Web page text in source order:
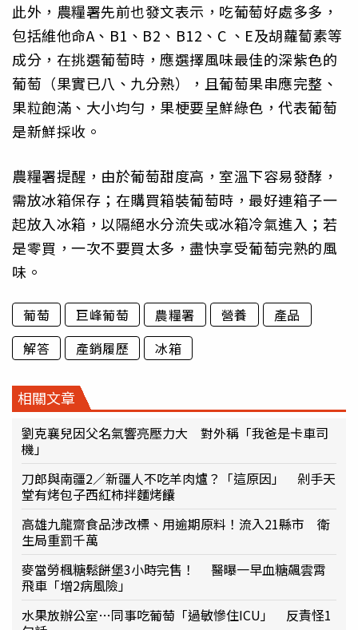
此外，農糧署先前也發文表示，吃葡萄好處多多，
包括維他命A、B1、B2、B12、C 、E及胡蘿蔔素等
成分，在挑選葡萄時，應選擇風味最佳的深紫色的
葡萄（果實已八、九分熟），且葡萄果串應完整、
果粒飽滿、大小均勻，果梗要呈鮮綠色，代表葡萄
是新鮮採收。
農糧署提醒，由於葡萄甜度高，室溫下容易發酵，
需放冰箱保存；在購買箱裝葡萄時，最好連箱子一
起放入冰箱，以隔絕水分流失或冰箱冷氣進入；若
是零買，一次不要買太多，盡快享受葡萄完熟的風
味。
葡萄 巨峰葡萄 農糧署 營養
產品
解答
產銷履歷 冰箱
相關文章
劉克襄兒因父名氣響亮壓力大 對外稱「我爸是卡車司
機」
刀郎與南疆2／新疆人不吃羊肉爐？「這原因」 剁手天
堂有烤包子西紅柿拌麵烤饢
高雄九龍齋食品涉改標、用逾期原料！流入21縣市 衛
生局重罰千萬
麥當勞楓糖鬆餅堡3小時完售！ 醫曝一早血糖飆雲霄
飛車「增2病風險」
水果放辦公室…同事吃葡萄「過敏慘住ICU」 反責怪1